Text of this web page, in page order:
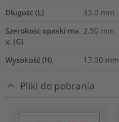
Długość (L) 35.0 mm
Szerokość opaski ma
x. (G)
2.50 mm
Wysokość (H) 13.00 mm
Pliki do pobrania